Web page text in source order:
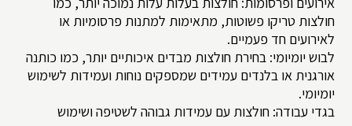
חולצות טריקו פשוטות, מתאימות למתנות פרסומיות או
לאירועים חד פעמיים.
לבוש יומיומי: בחירת חולצות מבדים איכותיים יותר, כמו כותנה
אורגנית או בלנדים עמידים שמספקים נוחות ועמידות לשימוש
יומיומי.
בגדי עבודה: חולצות עם עמידות גבוהה לשטיפה ושימוש